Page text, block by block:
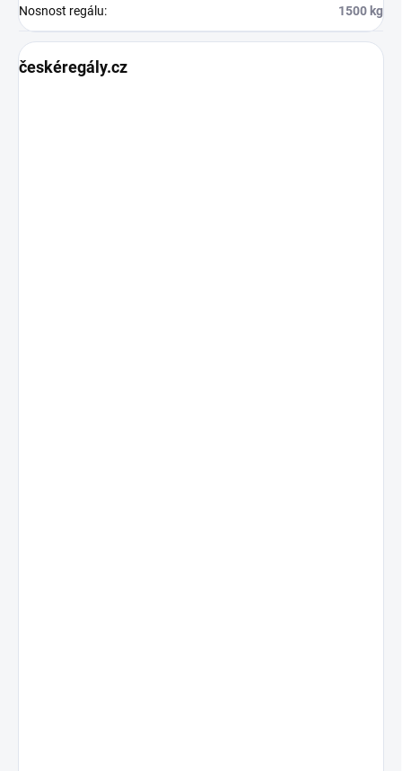
Nosnost regálu: 1500 kg
českéregály.cz